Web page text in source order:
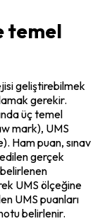
temel
geliştirebilmek
gerekir.
üç temel
mark), UMS
Ham puan, sınav
gerçek
UMS ölçeğine
UMS puanları
belirlenir.